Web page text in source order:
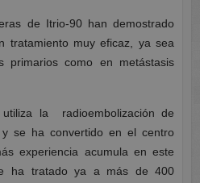
de Itrio-90 han demostrado
tratamiento muy eficaz, ya sea
primarios como en metástasis
la radioembolización de
se ha convertido en el centro
experiencia acumula en este
ha tratado ya a más de 400